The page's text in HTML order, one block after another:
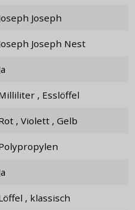
Joseph Joseph
Joseph Joseph Nest
Ja
Milliliter , Esslöffel
Rot , Violett , Gelb
Polypropylen
Ja
Löffel , klassisch